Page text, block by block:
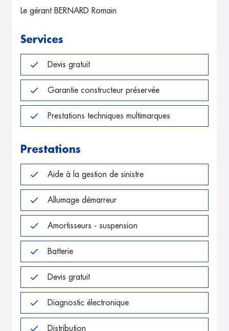
Le gérant BERNARD Romain
Services
Devis gratuit
Garantie constructeur préservée
Prestations techniques multimarques
Prestations
Aide à la gestion de sinistre
Allumage démarreur
Amortisseurs - suspension
Batterie
Devis gratuit
Diagnostic électronique
Distribution